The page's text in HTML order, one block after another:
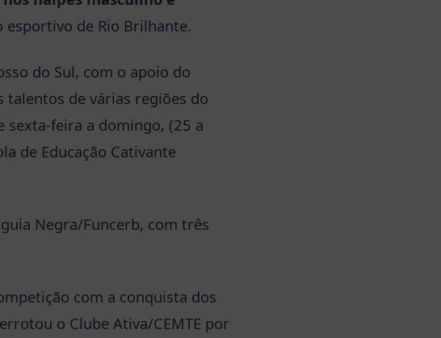
de Rio Brilhante.
do Sul, com o apoio do
talentos de várias regiões do
sexta-feira a domingo, (25 a
de Educação Cativante
Negra/Funcerb, com três
com a conquista dos
o Clube Ativa/CEMTE por